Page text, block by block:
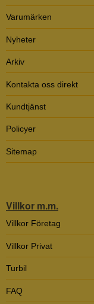
Varumärken
Nyheter
Arkiv
Kontakta oss direkt
Kundtjänst
Policyer
Sitemap
Villkor m.m.
Villkor Företag
Villkor Privat
Turbil
FAQ